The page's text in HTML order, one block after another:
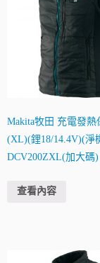
Makita牧田 充電發熱
(XL)(鋰18/14.4V)(淨
DCV200ZXL(加大碼)
查看內容